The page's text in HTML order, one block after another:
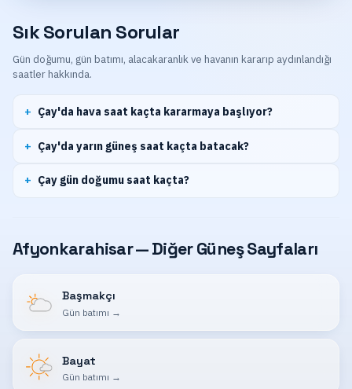
Sık Sorulan Sorular
Gün doğumu, gün batımı, alacakaranlık ve havanın kararıp aydınlandığı
saatler hakkında.
Çay'da hava saat kaçta kararmaya başlıyor?
Çay'da yarın güneş saat kaçta batacak?
Çay gün doğumu saat kaçta?
Afyonkarahisar — Diğer Güneş Sayfaları
Başmakçı
Gün batımı →
Bayat
Gün batımı →